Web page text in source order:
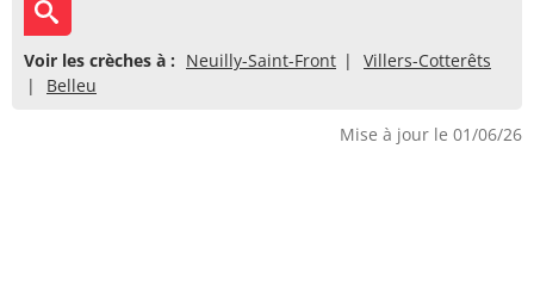
Voir les crèches à : Neuilly-Saint-Front
Villers-Cotterêts
Belleu
Mise à jour le 01/06/26